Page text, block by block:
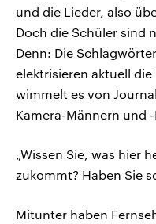
und die Lieder, also
Doch die Schüler sind
Denn: Die
elektrisieren aktuell
wimmelt es von
Kamera-Männern und
„Wissen Sie, was hier
zukommt? Haben Sie
Mitunter haben